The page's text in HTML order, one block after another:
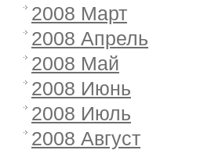
2008 Март
2008 Апрель
2008 Май
2008 Июнь
2008 Июль
2008 Август